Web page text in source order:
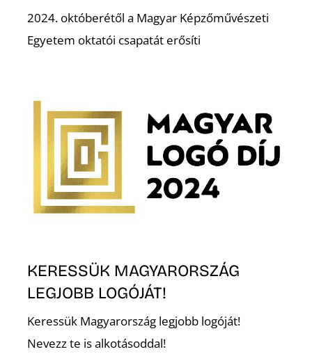
2024. októberétől a Magyar Képzőművészeti
Egyetem oktatói csapatát erősíti
KERESSÜK MAGYARORSZÁG
LEGJOBB LOGÓJÁT!
Keressük Magyarország legjobb logóját!
Nevezz te is alkotásoddal!